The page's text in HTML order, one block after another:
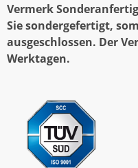
Vermerk
Sie sondergefertigt,
ausgeschlossen. Der
Werktagen.